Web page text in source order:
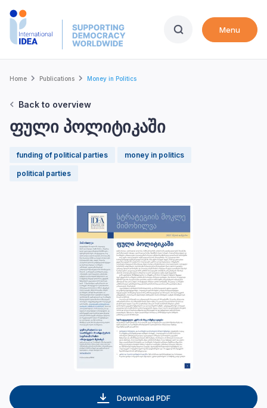
Skip
Menu
Breadcrumb
Home Publications Money in Politics
Back to overview
ფული პოლიტიკაში
funding of political parties money in politics
political parties
Download PDF